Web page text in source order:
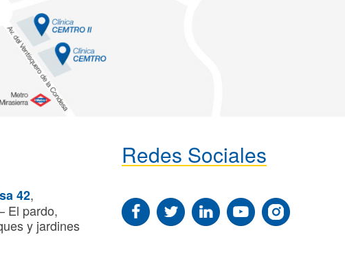
42,
El pardo,
y jardines
Redes Sociales